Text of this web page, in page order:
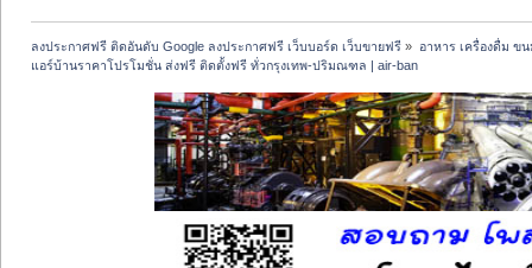
ลงประกาศฟรี ติดอันดับ Google ลงประกาศฟรี เว็บบอร์ด เว็บขายฟรี » อาหาร เครื่องดื่ม ข
แอร์บ้านราคาโปรโมชั่น ส่งฟรี ติดตั้งฟรี ทั่วกรุงเทพ-ปริมณฑล | air-ban